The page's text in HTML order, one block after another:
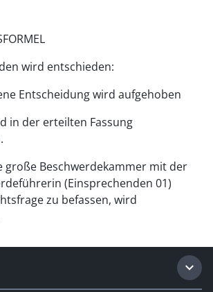
wird entschieden:
Entscheidung wird aufgehoben
in der erteilten Fassung
große Beschwerdekammer mit der
(Einsprechenden 01)
zu befassen, wird